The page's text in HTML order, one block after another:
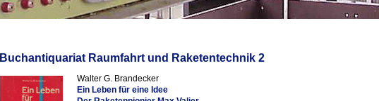
Buchantiquariat Raumfahrt und Raketentechnik 2
Walter G. Brandecker
Ein Leben für eine Idee